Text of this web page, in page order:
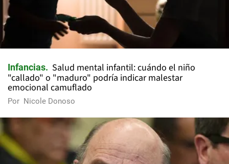
Infancias
Salud mental infantil: cuándo el niño
"callado" o "maduro" podría indicar malestar
emocional camuflado
Por Nicole Donoso